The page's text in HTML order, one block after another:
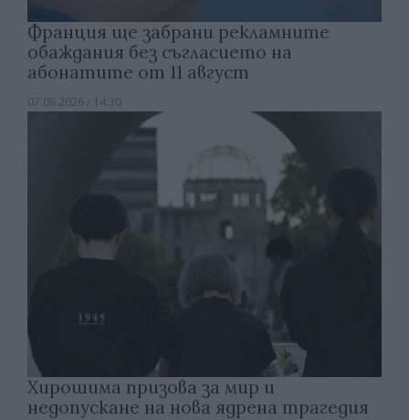
Франция ще забрани рекламните
обаждания без съгласието на
абонатите от 11 август
07.08.2026 / 14:30
Хирошима призова за мир и
недопускане на нова ядрена трагедия